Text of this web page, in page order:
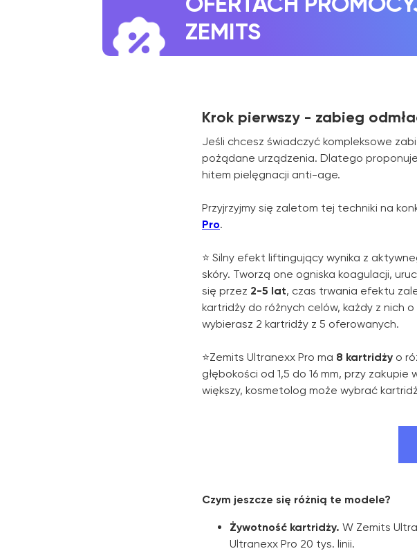
Krok pierwszy - zabieg
Jeśli chcesz świadczyć kompleksowe
pożądane urządzenia. Dlatego
hitem pielęgnacji anti-age.
Przyjrzyjmy się zaletom tej techniki na
Pro.
⭐️ Silny efekt liftingujący wynika z
skóry. Tworzą one ogniska koagulacji,
się przez 2-5 lat, czas trwania efektu
kartridży do różnych celów, każdy z nich o
wybierasz 2 kartridży z 5 oferowanych.
⭐️Zemits Ultranexx Pro ma 8 kartridży o
głębokości od 1,5 do 16 mm, przy
większy, kosmetolog może wybrać
Czym jeszcze się różnią te modele?
Żywotność kartridży. W Zemits
Ultranexx Pro 20 tys. linii.